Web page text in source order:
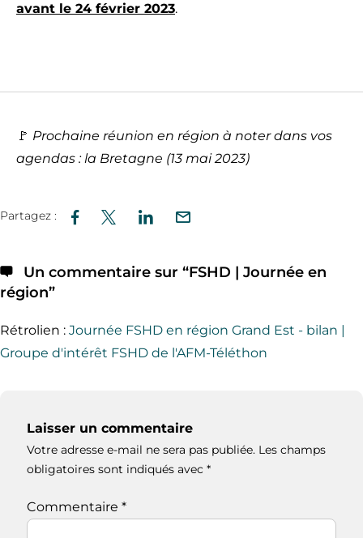
avant le 24 février 2023.
🚩 Prochaine réunion en région à noter dans vos
agendas : la Bretagne (13 mai 2023)
Partagez :
Un commentaire sur “FSHD | Journée en
région”
Rétrolien : Journée FSHD en région Grand Est - bilan |
Groupe d'intérêt FSHD de l'AFM-Téléthon
Laisser un commentaire
Votre adresse e-mail ne sera pas publiée. Les champs
obligatoires sont indiqués avec *
Commentaire *